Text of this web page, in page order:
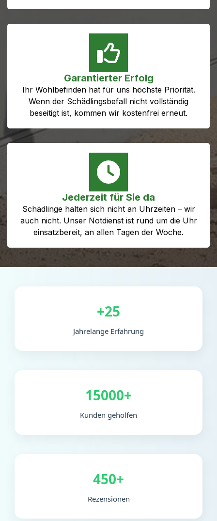
Garantierter Erfolg
Ihr Wohlbefinden hat für uns höchste Priorität.
Wenn der Schädlingsbefall nicht vollständig
beseitigt ist, kommen wir kostenfrei erneut.
Jederzeit für Sie da
Schädlinge halten sich nicht an Uhrzeiten – wir
auch nicht. Unser Notdienst ist rund um die Uhr
einsatzbereit, an allen Tagen der Woche.
+25
Jahrelange Erfahrung
15000+
Kunden geholfen
450+
Rezensionen